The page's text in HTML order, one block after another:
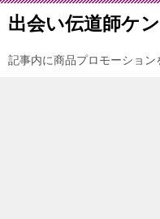
出会い伝道師ケン
記事内に商品プロモーショ